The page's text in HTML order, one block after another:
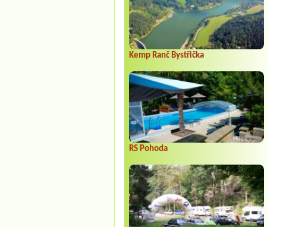
Kemp Ranč Bystřička
RS Pohoda